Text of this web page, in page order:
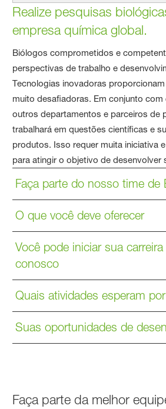
Realize pesquisas
empresa química global.
Biólogos comprometidos e
perspectivas de trabalho e
Tecnologias inovadoras
muito desafiadoras. Em conjunto
outros departamentos e parceiros de
trabalhará em questões científicas e
produtos. Isso requer muita iniciativa
para atingir o objetivo de desenvolver
Faça parte do nosso time de
O que você deve oferecer
Você pode iniciar sua
conosco
Quais atividades esperam
Suas oportunidades de
Faça parte da melhor